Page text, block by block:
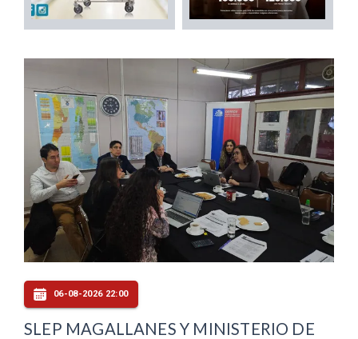
06-08-2026 22:00
SLEP MAGALLANES Y MINISTERIO DE